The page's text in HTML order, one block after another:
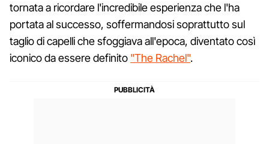
tornata a ricordare l'incredibile esperienza che l'ha
portata al successo, soffermandosi soprattutto sul
taglio di capelli che sfoggiava all'epoca, diventato così
iconico da essere definito "The Rachel".